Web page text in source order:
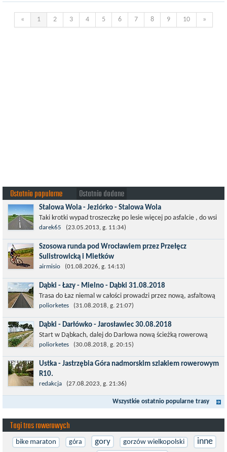
« 1 2 3 4 5 6 7 8 9 10 »
Ostatnio popularne Ostatnio dodane
Stalowa Wola - Jeziórko - Stalowa Wola
Taki krotki wypad troszeczkę po lesie więcej po asfalcie , do wsi
której już nie ma , kopalni siarki również nie ma , a ci co
pamiętają okres...
darek65 (23.05.2013, g. 11:34)
Szosowa runda pod Wrocławiem przez Przełęcz
Sulistrowicką i Mietków
Łatwa, szosowa runda pod Wrocławiem, raczej płaska z jednym
małym podjazdem na Przełęcz Sulistrowicką od strony Olesznej.
To trasa idealna na...
airmisio (01.08.2026, g. 14:13)
Dąbki - Łazy - Mielno - Dąbki 31.08.2018
Trasa do Łaz niemal w całości prowadzi przez nową, asfaltową
ścieżkę rowerową (od Dąbek do Iwięcina wzdłuż drogi 203).
Niestety jest to trasa nie...
poliorketes (31.08.2018, g. 21:07)
Dąbki - Darłówko - Jarosławiec 30.08.2018
Start w Dąbkach, dalej do Darłowa nową ścieżką rowerową
(niekiedy pieszo-rowerową), gdzie na pierwszym rondzie zjazd
w stronę Darłówka Zachodniego....
poliorketes (30.08.2018, g. 20:15)
Ustka - Jastrzębia Góra nadmorskim szlakiem rowerowym
R10.
Międzynarodowy Szlak Rowerowy R-10, jest częścią sieci
EuroVelo. Prowadzi wzdłuż brzegu dookoła Morza Bałtyckiego.
Trasa liczy w sumie ponad 8500...
redakcja (27.08.2023, g. 21:36)
Wszystkie ostatnio popularne trasy
Tagi tras rowerowych
bike maraton góra gory gorzów wielkopolski inne